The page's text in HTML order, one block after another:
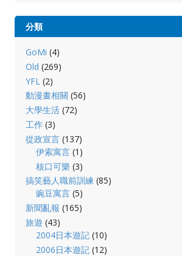
分類
GoMi (4)
Old (269)
YFL (2)
動漫畫相關 (56)
大學生活(72)
工作(3)
從政宣言(137)
伊索寓言 (1)
核口可樂 (3)
搞笑藝人職前訓練 (85)
豌豆寓言 (5)
新聞亂報 (165)
旅遊 (43)
2004日本遊記 (10)
2006日本遊記 (12)